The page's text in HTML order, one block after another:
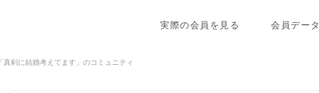
実際の会員を見る 会員データ
「真剣に結婚考えてます」のコミュニティ